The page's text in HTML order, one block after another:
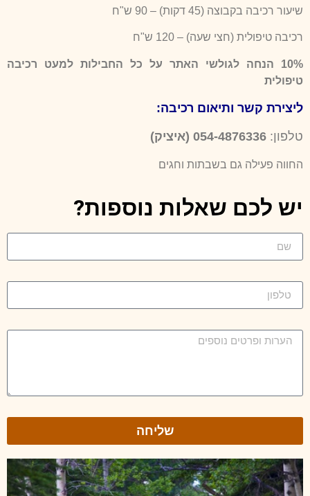
שיעור רכיבה בקבוצה (45 דקות) – 90 ש"ח
רכיבה טיפולית (חצי שעה) – 120 ש"ח
10% הנחה לגולשי האתר על כל החבילות למעט רכיבה
טיפולית
ליצירת קשר ותיאום רכיבה:
טלפון: 054-4876336 (איציק)
החווה פעילה גם בשבתות וחגים
יש לכם שאלות נוספות?
שליחה